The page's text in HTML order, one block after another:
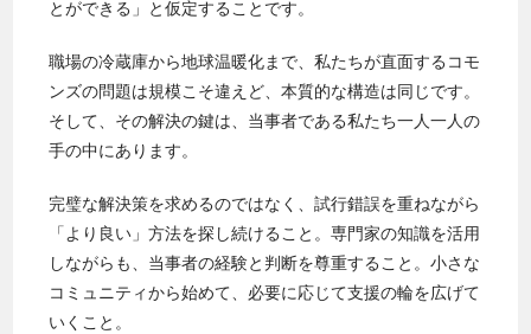
とができる」と仮定することです。
職場の冷蔵庫から地球温暖化まで、私たちが直面するコモ
ンズの問題は規模こそ違えど、本質的な構造は同じです。
そして、その解決の鍵は、当事者である私たち一人一人の
手の中にあります。
完璧な解決策を求めるのではなく、試行錯誤を重ねながら
「より良い」方法を探し続けること。専門家の知識を活用
しながらも、当事者の経験と判断を尊重すること。小さな
コミュニティから始めて、必要に応じて支援の輪を広げて
いくこと。